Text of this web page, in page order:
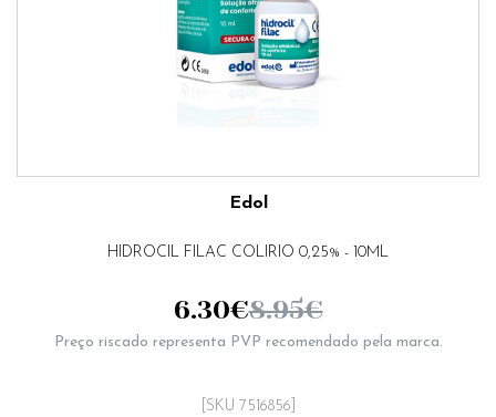
Edol
HIDROCIL FILAC COLIRIO 0,25% - 10ML
[SKU 7516856]
6.30€8.95€
Preço riscado representa PVP recomendado pela marca.